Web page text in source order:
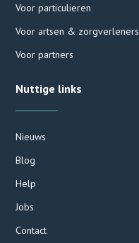
Voor particulieren
Voor artsen & zorgverleners
Voor partners
Nuttige links
Nieuws
Blog
Help
Jobs
Contact